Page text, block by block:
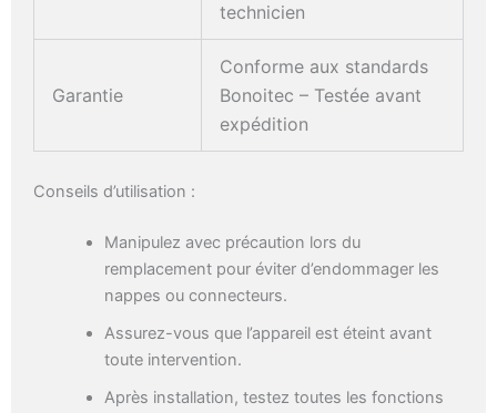
technicien
Garantie
Conforme aux standards
Bonoitec – Testée avant
expédition
Conseils d’utilisation :
Manipulez avec précaution lors du
remplacement pour éviter d’endommager les
nappes ou connecteurs.
Assurez-vous que l’appareil est éteint avant
toute intervention.
Après installation, testez toutes les fonctions